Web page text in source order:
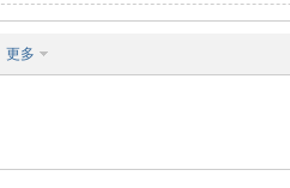
更多